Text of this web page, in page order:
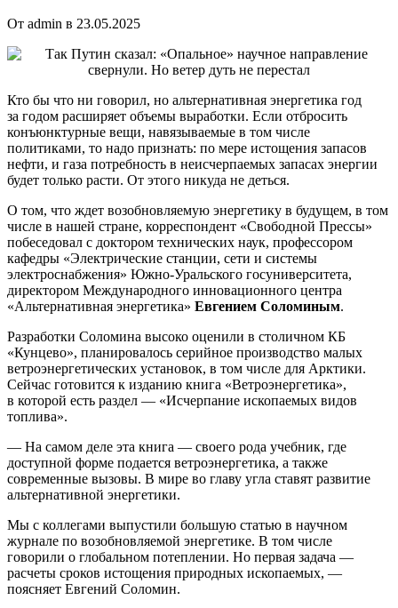
От admin в 23.05.2025
Кто бы что ни говорил, но альтернативная энергетика год
за годом расширяет объемы выработки. Если отбросить
конъюнктурные вещи, навязываемые в том числе
политиками, то надо признать: по мере истощения запасов
нефти, и газа потребность в неисчерпаемых запасах энергии
будет только расти. От этого никуда не деться.
О том, что ждет возобновляемую энергетику в будущем, в том
числе в нашей стране, корреспондент «Свободной Прессы»
побеседовал с доктором технических наук, профессором
кафедры «Электрические станции, сети и системы
электроснабжения» Южно-Уральского госуниверситета,
директором Международного инновационного центра
«Альтернативная энергетика» Евгением Соломиным.
Разработки Соломина высоко оценили в столичном КБ
«Кунцево», планировалось серийное производство малых
ветроэнергетических установок, в том числе для Арктики.
Сейчас готовится к изданию книга «Ветроэнергетика»,
в которой есть раздел — «Исчерпание ископаемых видов
топлива».
— На самом деле эта книга — своего рода учебник, где
доступной форме подается ветроэнергетика, а также
современные вызовы. В мире во главу угла ставят развитие
альтернативной энергетики.
Мы с коллегами выпустили большую статью в научном
журнале по возобновляемой энергетике. В том числе
говорили о глобальном потеплении. Но первая задача —
расчеты сроков истощения природных ископаемых, —
поясняет Евгений Соломин.